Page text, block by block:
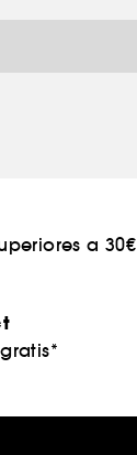
a 30€